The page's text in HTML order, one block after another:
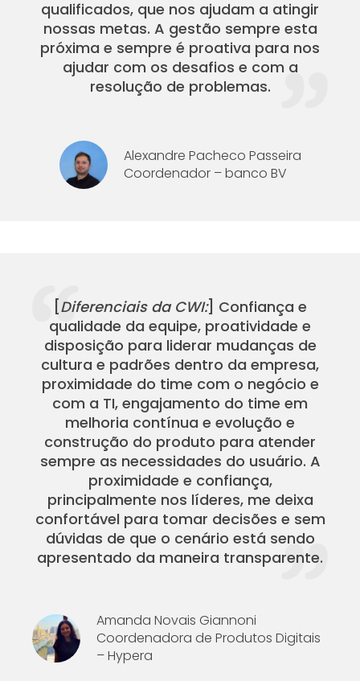
qualificados, que nos ajudam a atingir
nossas metas. A gestão sempre esta
próxima e sempre é proativa para nos
ajudar com os desafios e com a
resolução de problemas.
Alexandre Pacheco Passeira
Coordenador – banco BV
Diferenciais da CWI:] Confiança e
qualidade da equipe, proatividade e
disposição para liderar mudanças de
cultura e padrões dentro da empresa,
proximidade do time com o negócio e
com a TI, engajamento do time em
melhoria contínua e evolução e
construção do produto para atender
sempre as necessidades do usuário. A
proximidade e confiança,
principalmente nos líderes, me deixa
confortável para tomar decisões e sem
dúvidas de que o cenário está sendo
apresentado da maneira transparente.
Amanda Novais Giannoni
Coordenadora de Produtos Digitais
– Hypera